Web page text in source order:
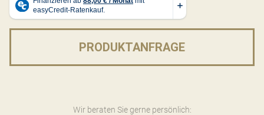
PRODUKTANFRAGE
Wir beraten Sie gerne persönlich: